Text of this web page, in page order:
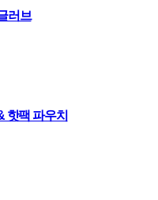
러브
핫팩 파우치